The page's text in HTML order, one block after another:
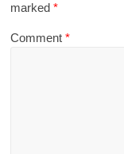
marked*
Comment*